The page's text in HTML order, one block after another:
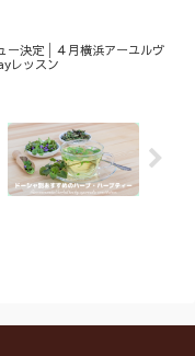
ー決定│４月横浜アーユルヴ
レッスン